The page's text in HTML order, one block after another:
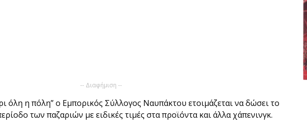
-- Διαφήμιση --
όλη η πόλη” ο Εμπορικός Σύλλογος Ναυπάκτου ετοιμάζεται να δώσει το
των παζαριών με ειδικές τιμές στα προϊόντα και άλλα χάπενινγκ.